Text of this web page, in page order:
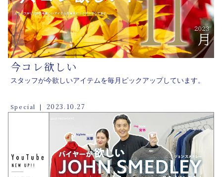
今コレ欲しい
スタッフが今欲しいアイテムを毎月ピックアップしています。
Special 2023.10.27